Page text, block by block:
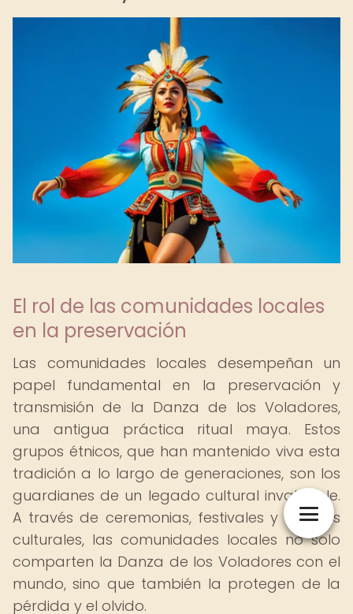
El rol de las comunidades locales
en la preservación
Las comunidades locales desempeñan un
papel fundamental en la preservación y
transmisión de la Danza de los Voladores,
una antigua práctica ritual maya. Estos
grupos étnicos, que han mantenido viva esta
tradición a lo largo de generaciones, son los
guardianes de un legado cultural invaluable.
A través de ceremonias, festivales y eventos
culturales, las comunidades locales no solo
comparten la Danza de los Voladores con el
mundo, sino que también la protegen de la
pérdida y el olvido.